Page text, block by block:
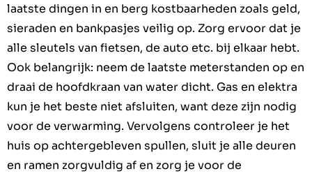
laatste dingen in en berg kostbaarheden zoals geld,
sieraden en bankpasjes veilig op. Zorg ervoor dat je
alle sleutels van fietsen, de auto etc. bij elkaar hebt.
Ook belangrijk: neem de laatste meterstanden op en
draai de hoofdkraan van water dicht. Gas en elektra
kun je het beste niet afsluiten, want deze zijn nodig
voor de verwarming. Vervolgens controleer je het
huis op achtergebleven spullen, sluit je alle deuren
en ramen zorgvuldig af en zorg je voor de